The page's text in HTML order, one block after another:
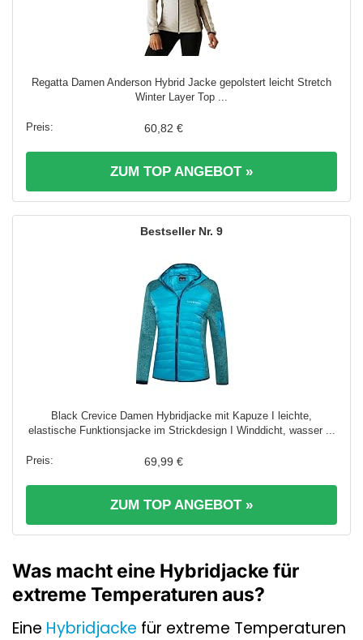
Regatta Damen Anderson Hybrid Jacke gepolstert leicht Stretch
Winter Layer Top ...
60,82 €
ZUM TOP ANGEBOT »
9
Black Crevice Damen Hybridjacke mit Kapuze I leichte,
elastische Funktionsjacke im Strickdesign I Winddicht, wasser ...
69,99 €
ZUM TOP ANGEBOT »
Was macht eine Hybridjacke für
extreme Temperaturen aus?
Eine Hybridjacke für extreme Temperaturen